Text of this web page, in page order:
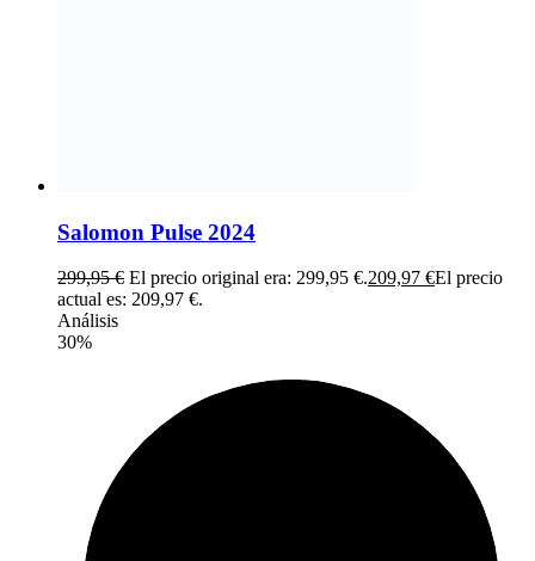
Salomon Pulse 2024
299,95€ El precio original era: 299,95 €.209,97 €El precio
actual es: 209,97 €.
Análisis
30%